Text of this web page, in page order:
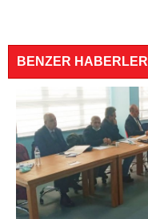
BENZER HABERLER